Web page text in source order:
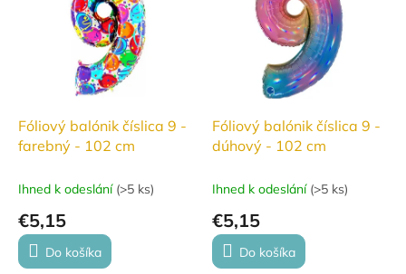
Fóliový balónik číslica 9 -
farebný - 102 cm
Ihned k odeslání (>5 ks)
€5,15
Do košíka
Fóliový balónik číslica 9 -
dúhový - 102 cm
Ihned k odeslání (>5 ks)
€5,15
Do košíka